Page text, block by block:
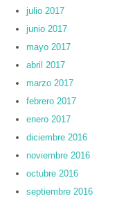
julio 2017
junio 2017
mayo 2017
abril 2017
marzo 2017
febrero 2017
enero 2017
diciembre 2016
noviembre 2016
octubre 2016
septiembre 2016